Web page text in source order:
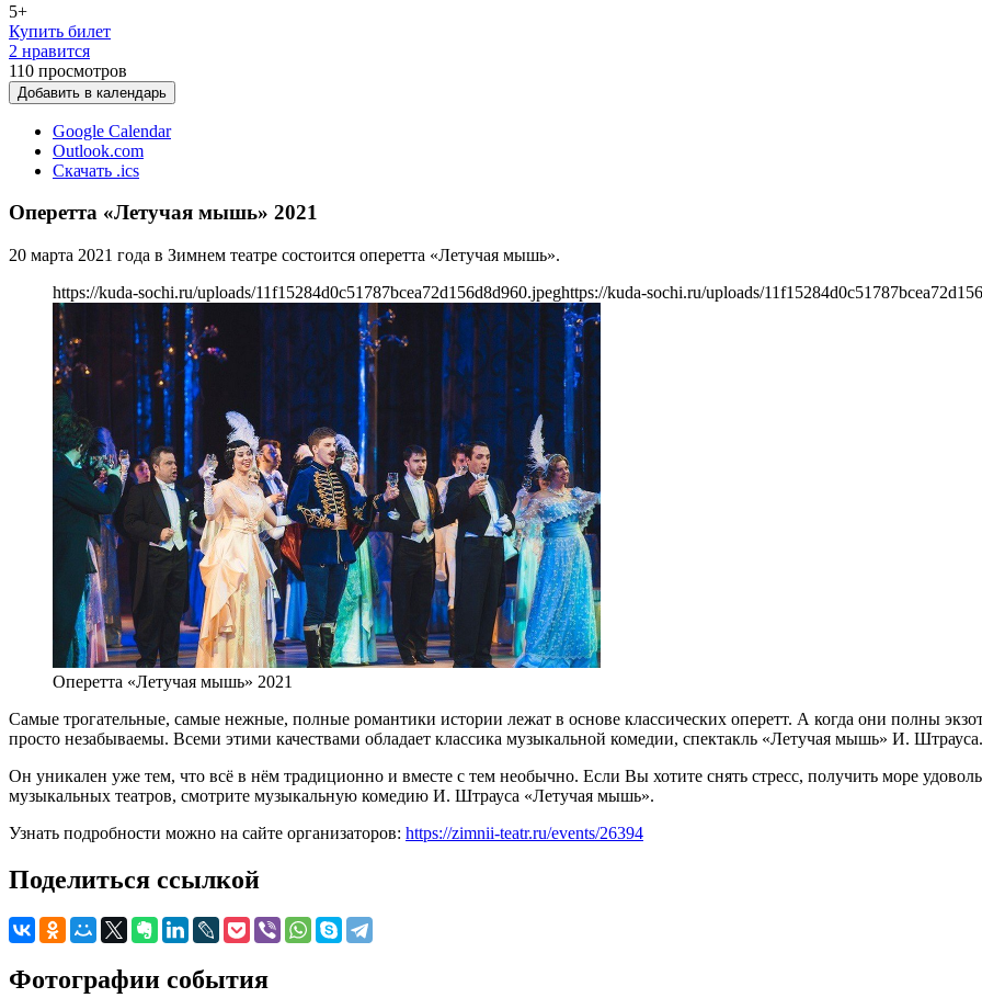
5+
Купить билет
2 нравится
110 просмотров
Добавить в календарь
Google Calendar
Outlook.com
Скачать .ics
Оперетта «Летучая мышь» 2021
20 марта 2021 года в Зимнем театре состоится оперетта «Летучая мышь».
https://kuda-sochi.ru/uploads/11f15284d0c51787bcea72d156d8d960.jpeghttps://kuda-sochi.ru/uploads/
Оперетта «Летучая мышь» 2021
Самые трогательные, самые нежные, полные романтики истории лежат в основе классических оперетт. А когда они полны
просто незабываемы. Всеми этими качествами обладает классика музыкальной комедии, спектакль «Летучая мышь» И. Штрауса.
Он уникален уже тем, что всё в нём традиционно и вместе с тем необычно. Если Вы хотите снять стресс, получить море
музыкальных театров, смотрите музыкальную комедию И. Штрауса «Летучая мышь».
Узнать подробности можно на сайте организаторов: https://zimnii-teatr.ru/events/26394
Поделиться ссылкой
Фотографии события